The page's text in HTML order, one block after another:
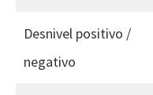
Desnivel positivo /
negativo